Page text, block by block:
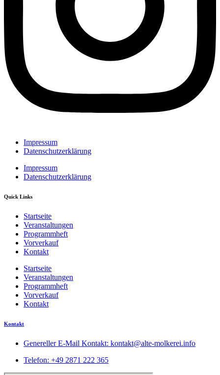
Impressum
Datenschutzerklärung
Impressum
Datenschutzerklärung
Quick Links
Startseite
Veranstaltungen
Programmheft
Vorverkauf
Kontakt
Startseite
Veranstaltungen
Programmheft
Vorverkauf
Kontakt
Kontakt
Genereller E-Mail Kontakt: kontakt@alte-molkerei.info
Telefon: +49 2871 222 365